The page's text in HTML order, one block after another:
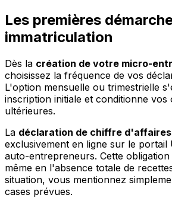
Les premières
immatriculation
Dès la création de votre micro-
choisissez la fréquence de vos
L'option mensuelle ou trimestrielle
inscription initiale et conditionne vos
ultérieures.
La déclaration de chiffre d'affaires
exclusivement en ligne sur le portail
auto-entrepreneurs. Cette
même en l'absence totale de
situation, vous mentionnez
cases prévues.